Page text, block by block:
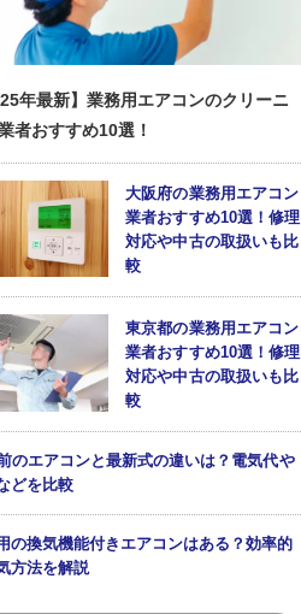
年最新】業務用エアコンのクリーニ
者おすすめ10選！
大阪府の業務用エアコン
業者おすすめ10選！修理
対応や中古の取扱いも比
較
東京都の業務用エアコン
業者おすすめ10選！修理
対応や中古の取扱いも比
較
のエアコンと最新式の違いは？電気代や
どを比較
の換気機能付きエアコンはある？効率的
方法を解説